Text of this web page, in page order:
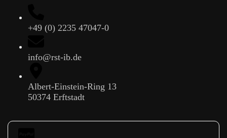
+49 (0) 2235 47047-0
info@rst-ib.de
Albert-Einstein-Ring 13
50374 Erftstadt